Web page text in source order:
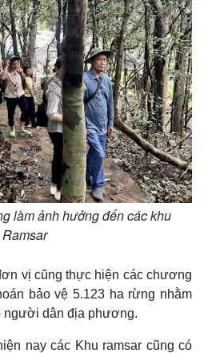
Multimedia
Video
E-Magazine
Infographic
làm ảnh hưởng đến các khu
Ramsar
vị cũng thực hiện các chương
bảo vệ 5.123 ha rừng nhằm
người dân địa phương.
nay các Khu ramsar cũng có